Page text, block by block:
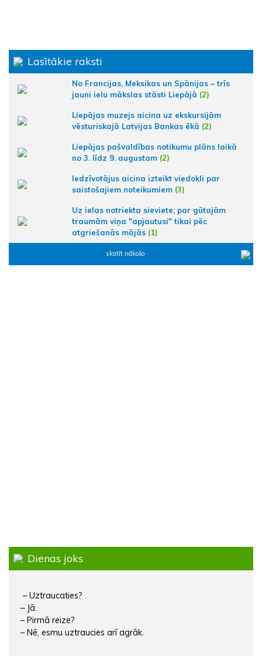
Lasītākie raksti
No Francijas, Meksikas un Spānijas – trīs
jauni ielu mākslas stāsti Liepājā (2)
Liepājas muzejs aicina uz ekskursijām
vēsturiskajā Latvijas Bankas ēkā (2)
Liepājas pašvaldības notikumu plāns laikā
no 3. līdz 9. augustam (2)
Iedzīvotājus aicina izteikt viedokli par
saistošajiem noteikumiem (3)
Uz ielas notriekta sieviete; par gūtajām
traumām viņa "apjautusi" tikai pēc
atgriešanās mājās (1)
skatīt nākošo
Dienas joks
– Uztraucaties?
– Jā.
– Pirmā reize?
– Nē, esmu uztraucies arī agrāk.